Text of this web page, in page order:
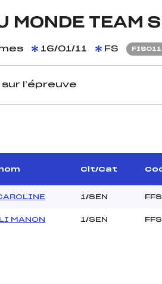
MONDE TEAM
16/01/11 FS
l’épreuve
Clt/Cat
1/SEN
MANON 1/SEN